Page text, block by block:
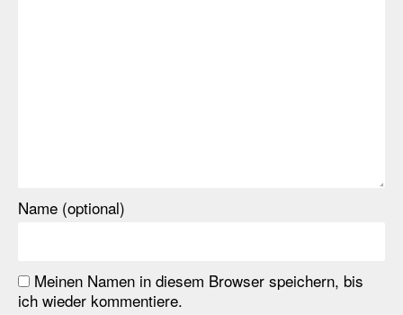
Name (optional)
Meinen Namen in diesem Browser speichern, bis
ich wieder kommentiere.